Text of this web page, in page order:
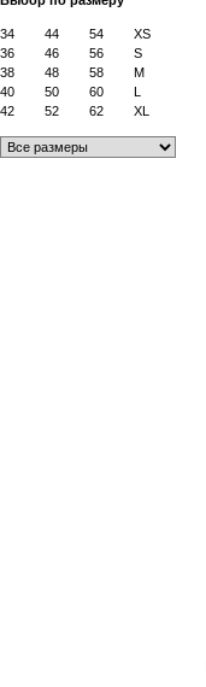
34 44 54
XS
36
46 56
S
38
48 58
M
40
50 60
L
42
52 62 XL